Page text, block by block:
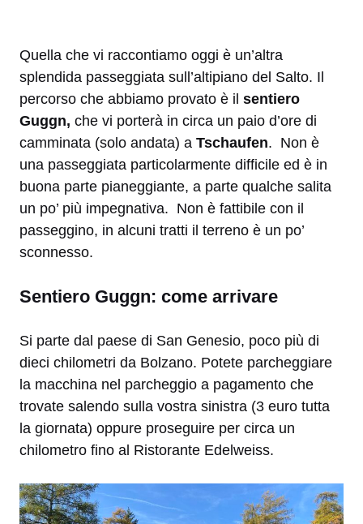
Quella che vi raccontiamo oggi è un’altra
splendida passeggiata sull’altipiano del Salto. Il
percorso che abbiamo provato è il sentiero
Guggn, che vi porterà in circa un paio d’ore di
camminata (solo andata) a Tschaufen. Non è
una passeggiata particolarmente difficile ed è in
buona parte pianeggiante, a parte qualche salita
un po’ più impegnativa. Non è fattibile con il
passeggino, in alcuni tratti il terreno è un po’
sconnesso.
Sentiero Guggn: come arrivare
Si parte dal paese di San Genesio, poco più di
dieci chilometri da Bolzano. Potete parcheggiare
la macchina nel parcheggio a pagamento che
trovate salendo sulla vostra sinistra (3 euro tutta
la giornata) oppure proseguire per circa un
chilometro fino al Ristorante Edelweiss.